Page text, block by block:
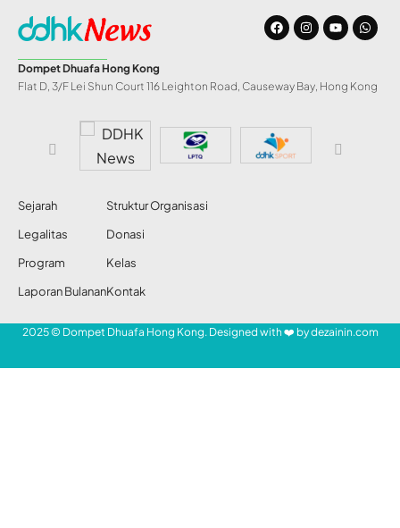
Dompet Dhuafa Hong Kong
Flat D, 3/F Lei Shun Court 116 Leighton Road, Causeway Bay, Hong Kong
Sejarah
Legalitas
Program
Laporan Bulanan
Struktur Organisasi
Donasi
Kelas
Kontak
2025 © Dompet Dhuafa Hong Kong. Designed with ❤️ bydezainin.com